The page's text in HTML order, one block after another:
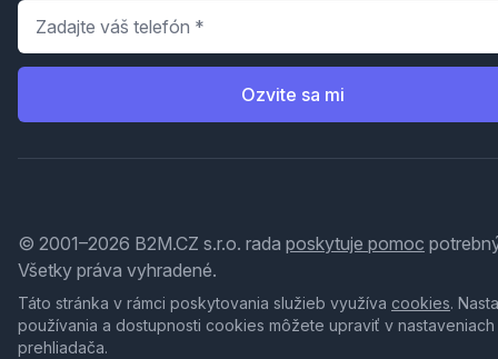
Telefón
Ozvite sa mi
© 2001–2026 B2M.CZ s.r.o. rada poskytuje pomoc
Všetky práva vyhradené.
Táto stránka v rámci poskytovania služieb využíva cookies.
používania a dostupnosti cookies môžete upraviť v nastaveniach
prehliadača.